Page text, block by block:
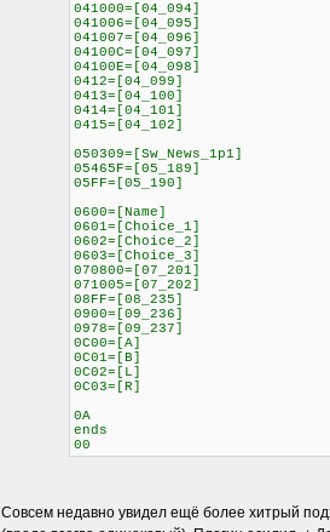
041000=[04_094]
041006=[04_095]
041007=[04_096]
04100C=[04_097]
04100E=[04_098]
0412=[04_099]
0413=[04_100]
0414=[04_101]
0415=[04_102]
050309=[Sw_News_1p1]
05465F=[05_189]
05FF=[05_190]
0600=[Name]
0601=[Choice_1]
0602=[Choice_2]
0603=[Choice_3]
070800=[07_201]
071005=[07_202]
08FF=[08_235]
0900=[09_236]
0978=[09_237]
0C00=[A]
0C01=[B]
0C02=[L]
0C03=[R]
0A
ends
00
Совсем недавно увидел ещё более хитрый